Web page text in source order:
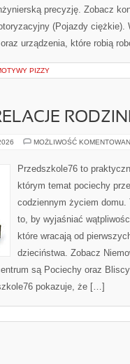
precyzję. Zobacz
(Pojazdy ciężkie).
urządzenia, które robią
PIZZY
MOŻLIWOŚĆ
Przedszkole76 to
którym temat pociechy
codziennym życiem domu.
to, by wyjaśniać
które wracają od
dzieciństwa. Zobacz
są Pociechy oraz
pokazuje, że […]